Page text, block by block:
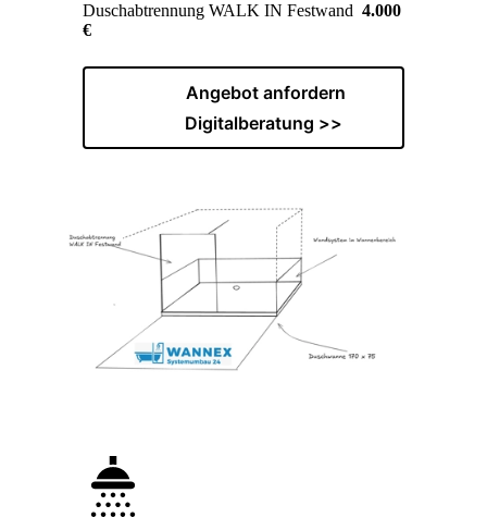
Duschabtrennung WALK IN Festwand4.000
€
Angebot anfordern
Digitalberatung >>